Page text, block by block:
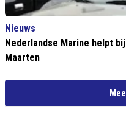
Nieuws
Nederlandse Marine helpt
Maarten